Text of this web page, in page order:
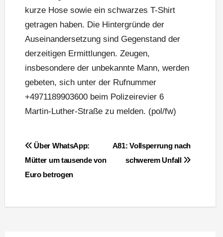
kurze Hose sowie ein schwarzes T-Shirt
getragen haben. Die Hintergründe der
Auseinandersetzung sind Gegenstand der
derzeitigen Ermittlungen. Zeugen,
insbesondere der unbekannte Mann, werden
gebeten, sich unter der Rufnummer
+4971189903600 beim Polizeirevier 6
Martin-Luther-Straße zu melden. (pol/fw)
BeitragsnavigationA81: Vollsperrung nach
schwerem Unfall
Über WhatsApp:
Mütter um tausende von
Euro betrogen